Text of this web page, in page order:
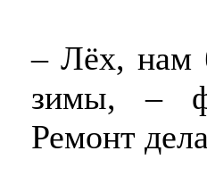
– Лёх, нам
зимы, –
Ремонт